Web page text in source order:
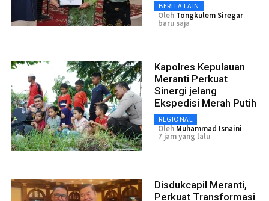
BERITA LAIN
Oleh Tongkulem Siregar
baru saja
Kapolres Kepulauan
Meranti Perkuat
Sinergi jelang
Ekspedisi Merah Putih
REGIONAL
Oleh Muhammad Isnaini
7 jam yang lalu
Disdukcapil Meranti,
Perkuat Transformasi